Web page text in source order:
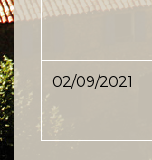
02/09/2021